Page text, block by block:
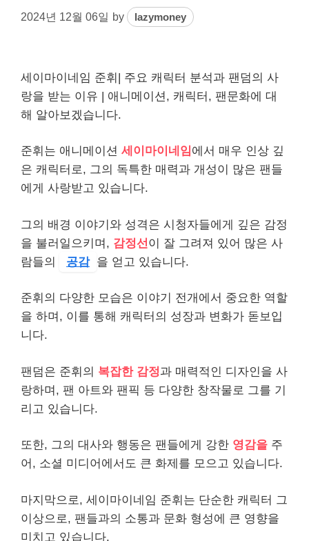
2024년 12월 06일 by lazymoney
세이마이네임 준휘| 주요 캐릭터 분석과 팬덤의 사
랑을 받는 이유 | 애니메이션, 캐릭터, 팬문화에 대
해 알아보겠습니다.
준휘는 애니메이션 세이마이네임에서 매우 인상 깊
은 캐릭터로, 그의 독특한 매력과 개성이 많은 팬들
에게 사랑받고 있습니다.
그의 배경 이야기와 성격은 시청자들에게 깊은 감정
을 불러일으키며, 감정선 이 잘 그려져 있어 많은 사
람들의
공감 을 얻고 있습니다.
준휘의 다양한 모습은 이야기 전개에서 중요한 역할
을 하며, 이를 통해 캐릭터의 성장과 변화가 돋보입
니다.
팬덤은 준휘의 복잡한 감정과 매력적인 디자인을 사
랑하며, 팬 아트와 팬픽 등 다양한 창작물로 그를 기
리고 있습니다.
또한, 그의 대사와 행동은 팬들에게 강한 영감을 주
어, 소셜 미디어에서도 큰 화제를 모으고 있습니다.
마지막으로, 세이마이네임 준휘는 단순한 캐릭터 그
이상으로, 팬들과의 소통과 문화 형성에 큰 영향을
미치고 있습니다.